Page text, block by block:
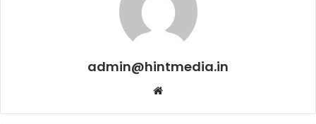
admin@hintmedia.in